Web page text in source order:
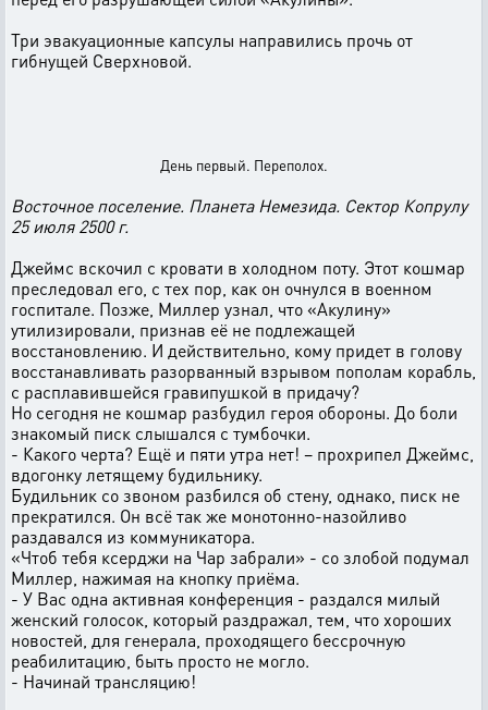
Три эвакуационные капсулы направились прочь от
гибнущей Сверхновой.
День первый. Переполох.
Восточное поселение. Планета Немезида. Сектор Копрулу
25 июля 2500 г.
Джеймс вскочил с кровати в холодном поту. Этот кошмар
преследовал его, с тех пор, как он очнулся в военном
госпитале. Позже, Миллер узнал, что «Акулину»
утилизировали, признав её не подлежащей
восстановлению. И действительно, кому придет в голову
восстанавливать разорванный взрывом пополам корабль,
с расплавившейся гравипушкой в придачу?
Но сегодня не кошмар разбудил героя обороны. До боли
знакомый писк слышался с тумбочки.
- Какого черта? Ещё и пяти утра нет! – прохрипел Джеймс,
вдогонку летящему будильнику.
Будильник со звоном разбился об стену, однако, писк не
прекратился. Он всё так же монотонно-назойливо
раздавался из коммуникатора.
«Чтоб тебя ксерджи на Чар забрали» - со злобой подумал
Миллер, нажимая на кнопку приёма.
- У Вас одна активная конференция - раздался милый
женский голосок, который раздражал, тем, что хороших
новостей, для генерала, проходящего бессрочную
реабилитацию, быть просто не могло.
- Начинай трансляцию!